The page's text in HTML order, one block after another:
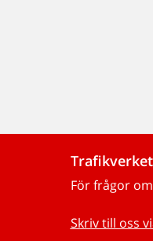
Trafikverket
För frågor
Skriv till oss